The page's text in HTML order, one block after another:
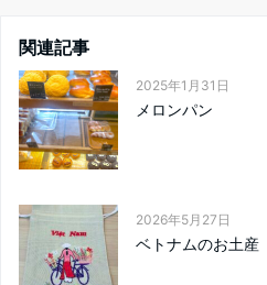
関連記事
2025年1月31日
メロンパン
2026年5月27日
ベトナムのお土産